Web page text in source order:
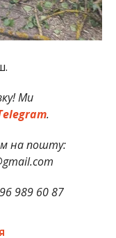
Ми
.
на пошту:
989 60 87